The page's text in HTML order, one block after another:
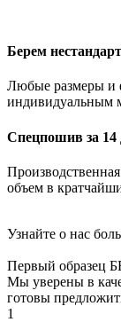
Берем
Любые размеры и
индивидуальным
Спецпошив за 14
объем в
Узнайте о нас
Первый
Мы уверены в
готовы
1